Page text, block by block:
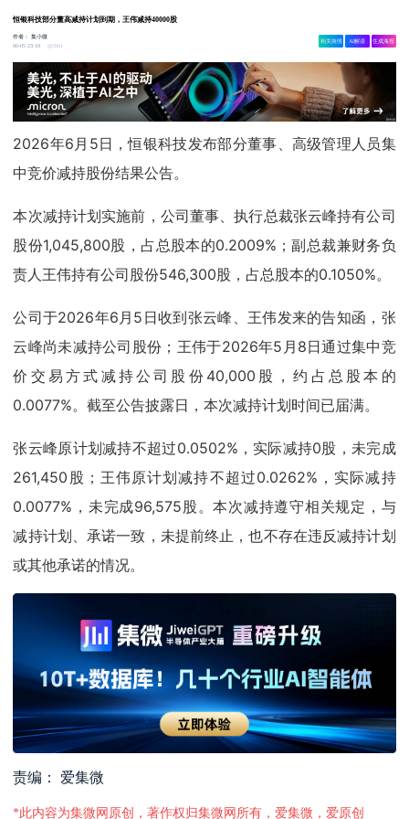
恒银科技部分董高减持计划到期，王伟减持40000股
作者：集小微
06-05 23:10
5661
相关舆情 AI解读 生成海报
2026年6月5日，恒银科技发布部分董事、高级管理人员集
中竞价减持股份结果公告。
本次减持计划实施前，公司董事、执行总裁张云峰持有公司
股份1,045,800股，占总股本的0.2009%；副总裁兼财务负
责人王伟持有公司股份546,300股，占总股本的0.1050%。
公司于2026年6月5日收到张云峰、王伟发来的告知函，张
云峰尚未减持公司股份；王伟于2026年5月8日通过集中竞
价交易方式减持公司股份40,000股，约占总股本的
0.0077%。截至公告披露日，本次减持计划时间已届满。
张云峰原计划减持不超过0.0502%，实际减持0股，未完成
261,450股；王伟原计划减持不超过0.0262%，实际减持
0.0077%，未完成96,575股。本次减持遵守相关规定，与
减持计划、承诺一致，未提前终止，也不存在违反减持计划
或其他承诺的情况。
责编： 爱集微
*此内容为集微网原创，著作权归集微网所有，爱集微，爱原创